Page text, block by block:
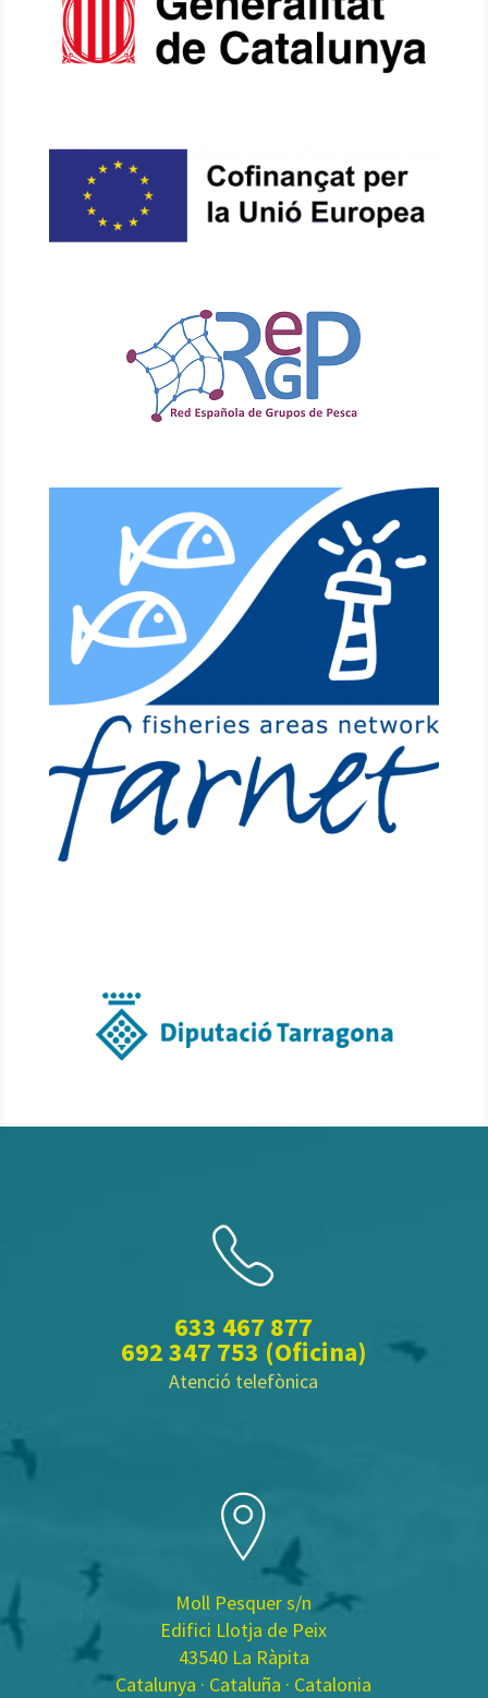
633 467 877
692 347 753 (Oficina)
Atenció telefònica
Moll Pesquer s/n
Edifici Llotja de Peix
43540 La Ràpita
Catalunya · Cataluña · Catalonia